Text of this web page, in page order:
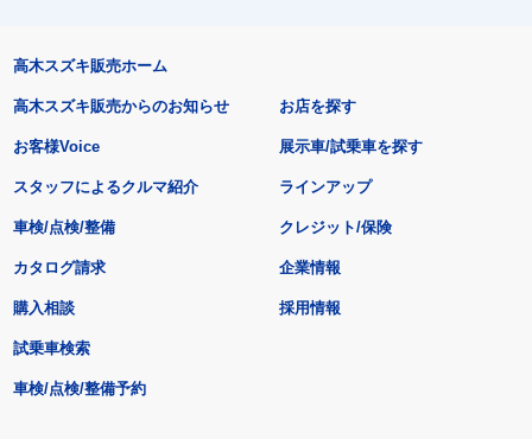
高木スズキ販売ホーム
高木スズキ販売からのお知らせ
お客様Voice
スタッフによるクルマ紹介
お店を探す
展示車/試乗車を探す
ラインアップ
車検/点検/整備 クレジット/保険
カタログ請求
購入相談
試乗車検索
車検/点検/整備予約
企業情報
採用情報